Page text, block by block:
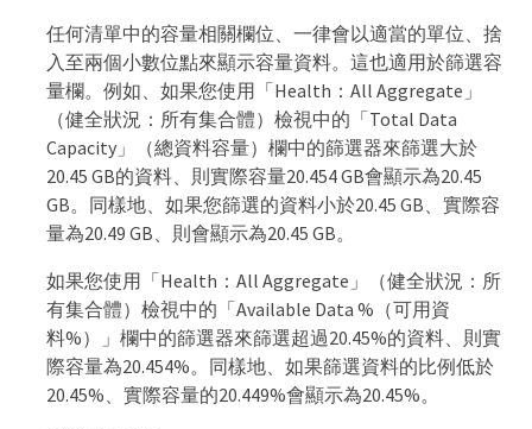
任何清單中的容量相關欄位、一律會以適當的單位、捨
入至兩個小數位點來顯示容量資料。這也適用於篩選容
量欄。例如、如果您使用「Health：All Aggregate」
（健全狀況：所有集合體）檢視中的「Total Data
Capacity」（總資料容量）欄中的篩選器來篩選大於
20.45 GB的資料、則實際容量20.454 GB會顯示為20.45
GB。同樣地、如果您篩選的資料小於20.45 GB、實際容
量為20.49 GB、則會顯示為20.45 GB。
如果您使用「Health：All Aggregate」（健全狀況：所
有集合體）檢視中的「Available Data %（可用資
料%）」欄中的篩選器來篩選超過20.45%的資料、則實
際容量為20.454%。同樣地、如果篩選資料的比例低於
20.45%、實際容量的20.449%會顯示為20.45%。